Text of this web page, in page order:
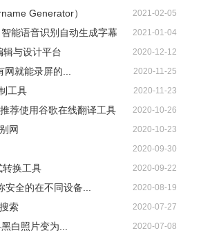
Generator） 2021-02-05
能语音识别自动生成字幕 2021-01-04
与设计平台 2020-12-12
就能录屏的... 2020-11-25
工具 2020-11-23
荐使用谷歌在线翻译工具 2020-10-26
网 2020-10-23
2020-09-30
换工具 2020-09-22
全的在不同设备... 2020-08-19
索 2020-07-27
白照片变为... 2020-07-08